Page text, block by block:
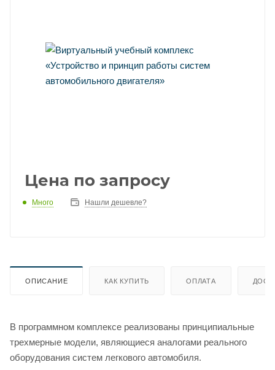
Цена по запросу
Много Нашли дешевле?
ОПИСАНИЕ КАК КУПИТЬ ОПЛАТА
В программном комплексе реализованы принципиальные
трехмерные модели, являющиеся аналогами реального
оборудования систем легкового автомобиля.